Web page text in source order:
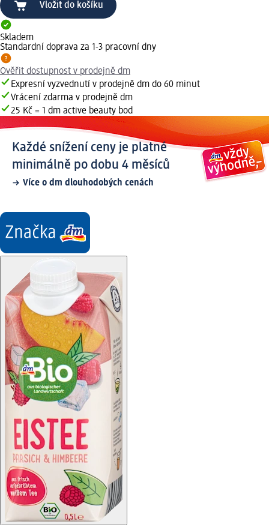
Vložit do košíku
Skladem
Standardní doprava za 1-3 pracovní dny
Ověřit dostupnost v prodejně dm
Expresní vyzvednutí v prodejně dm do 60 minut
Vrácení zdarma v prodejně dm
25 Kč = 1 dm active beauty bod
Každé snížení ceny je platné
minimálně po dobu 4 měsíců
Více o dm dlouhodobých cenách